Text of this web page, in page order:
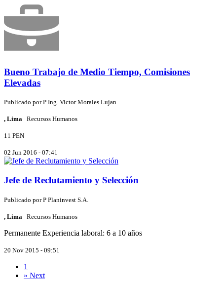
Bueno Trabajo de Medio Tiempo, Comisiones
Elevadas
Publicado porP Ing. Victor Morales Lujan
, Lima Recursos Humanos
11 PEN
02 Jun 2016 - 07:41
Jefe de Reclutamiento y Selección
Publicado porP Planinvest S.A.
, Lima Recursos Humanos
Permanente Experiencia laboral: 6 a 10 años
20 Nov 2015 - 09:51
1
» Next